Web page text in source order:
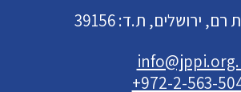
ירושלים, ת.ד: 39156
+972-2-563-